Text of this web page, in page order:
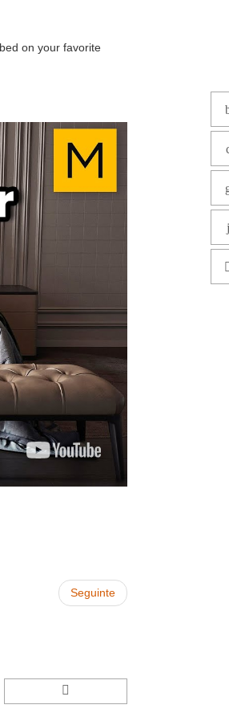
on your favorite
Seguinte